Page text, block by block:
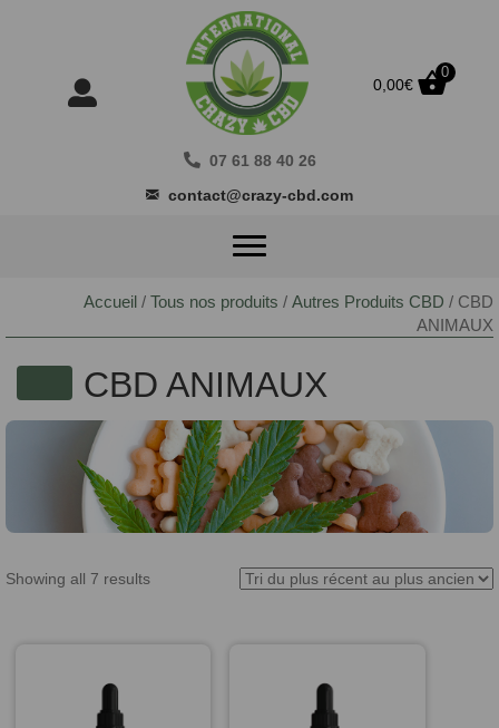
0,00€
0
07 61 88 40 26
contact@crazy-cbd.com
Accueil / Tous nos produits / Autres Produits CBD / CBD
ANIMAUX
CBD ANIMAUX
Showing all 7 results